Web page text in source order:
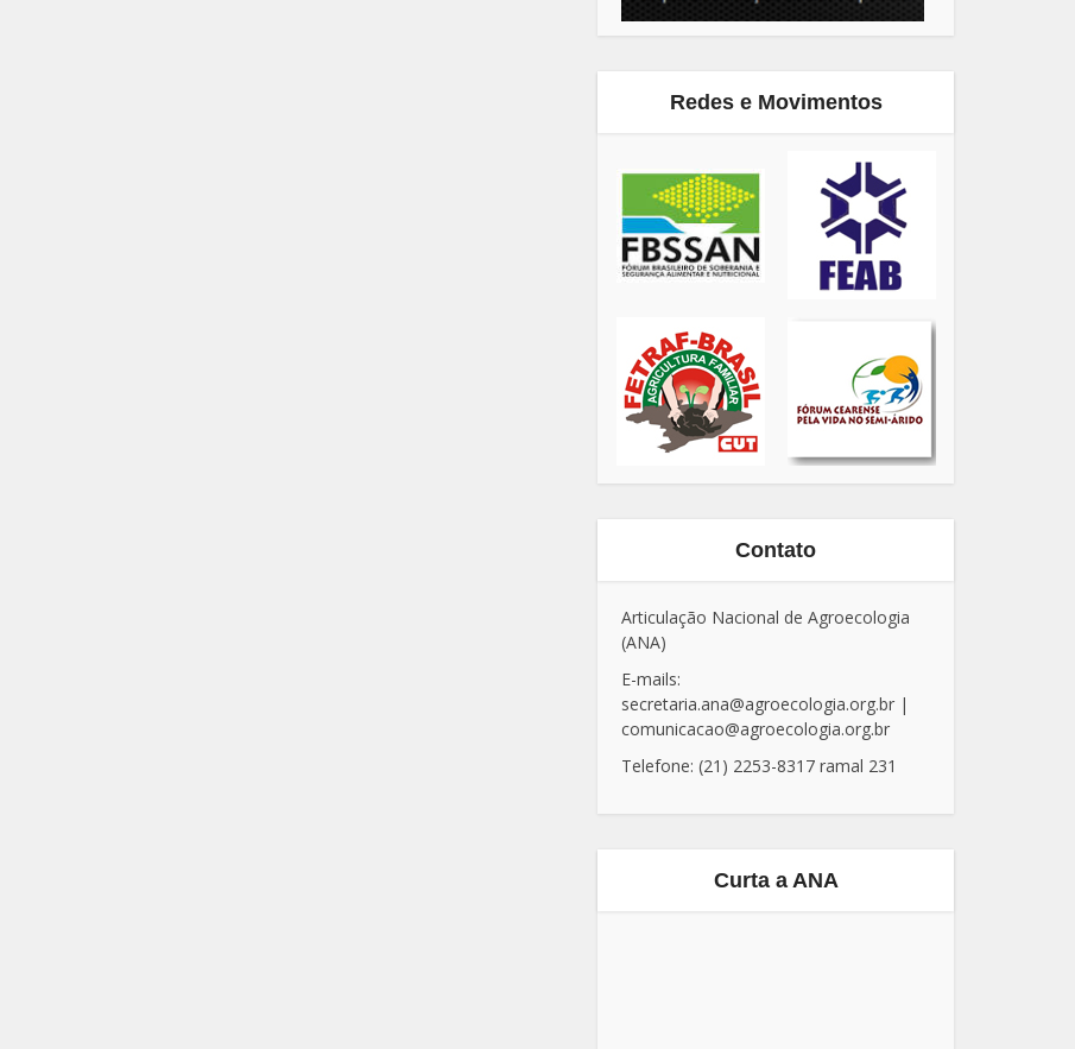
Articulação Nacional de Agroecologia
(ANA)
E-mails:
secretaria.ana@agroecologia.org.br |
comunicacao@agroecologia.org.br
Telefone: (21) 2253-8317 ramal 231